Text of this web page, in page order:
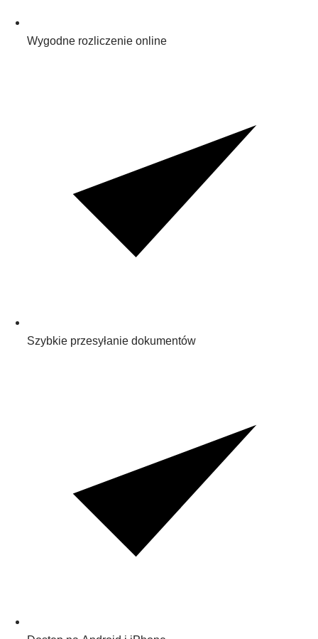
Wygodne rozliczenie online
Szybkie przesyłanie dokumentów